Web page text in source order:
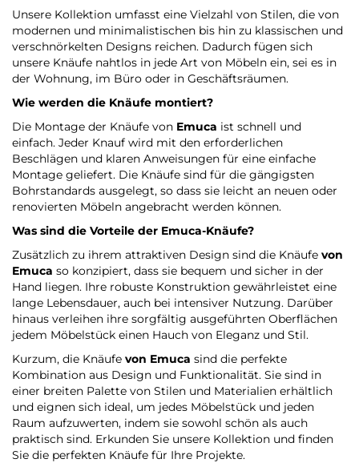
Unsere Kollektion umfasst eine Vielzahl von Stilen, die von
modernen und minimalistischen bis hin zu klassischen und
verschnörkelten Designs reichen. Dadurch fügen sich
unsere Knäufe nahtlos in jede Art von Möbeln ein, sei es in
der Wohnung, im Büro oder in Geschäftsräumen.
Wie werden die Knäufe montiert?
Die Montage der Knäufe von Emuca ist schnell und
einfach. Jeder Knauf wird mit den erforderlichen
Beschlägen und klaren Anweisungen für eine einfache
Montage geliefert. Die Knäufe sind für die gängigsten
Bohrstandards ausgelegt, so dass sie leicht an neuen oder
renovierten Möbeln angebracht werden können.
Was sind die Vorteile der Emuca-Knäufe?
Zusätzlich zu ihrem attraktiven Design sind die Knäufe von
Emuca so konzipiert, dass sie bequem und sicher in der
Hand liegen. Ihre robuste Konstruktion gewährleistet eine
lange Lebensdauer, auch bei intensiver Nutzung. Darüber
hinaus verleihen ihre sorgfältig ausgeführten Oberflächen
jedem Möbelstück einen Hauch von Eleganz und Stil.
Kurzum, die Knäufe von Emuca sind die perfekte
Kombination aus Design und Funktionalität. Sie sind in
einer breiten Palette von Stilen und Materialien erhältlich
und eignen sich ideal, um jedes Möbelstück und jeden
Raum aufzuwerten, indem sie sowohl schön als auch
praktisch sind. Erkunden Sie unsere Kollektion und finden
Sie die perfekten Knäufe für Ihre Projekte.